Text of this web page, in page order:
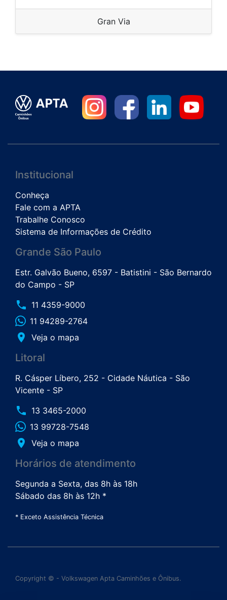
Gran Via
Institucional
Conheça
Fale com a APTA
Trabalhe Conosco
Sistema de Informações de Crédito
Grande São Paulo
Estr. Galvão Bueno, 6597 - Batistini - São Bernardo
do Campo - SP
phone 11 4359-9000
11 94289-2764
place Veja o mapa
Litoral
R. Cásper Líbero, 252 - Cidade Náutica - São
Vicente - SP
phone 13 3465-2000
13 99728-7548
place Veja o mapa
Horários de atendimento
Segunda a Sexta, das 8h às 18h
Sábado das 8h às 12h *
* Exceto Assistência Técnica
Copyright © - Volkswagen Apta Caminhões e Ônibus.